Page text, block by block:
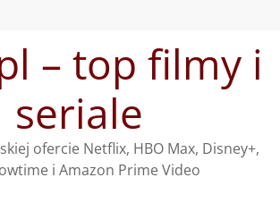
– top filmy i
seriale
ofercie Netflix, HBO Max, Disney+,
i Amazon Prime Video